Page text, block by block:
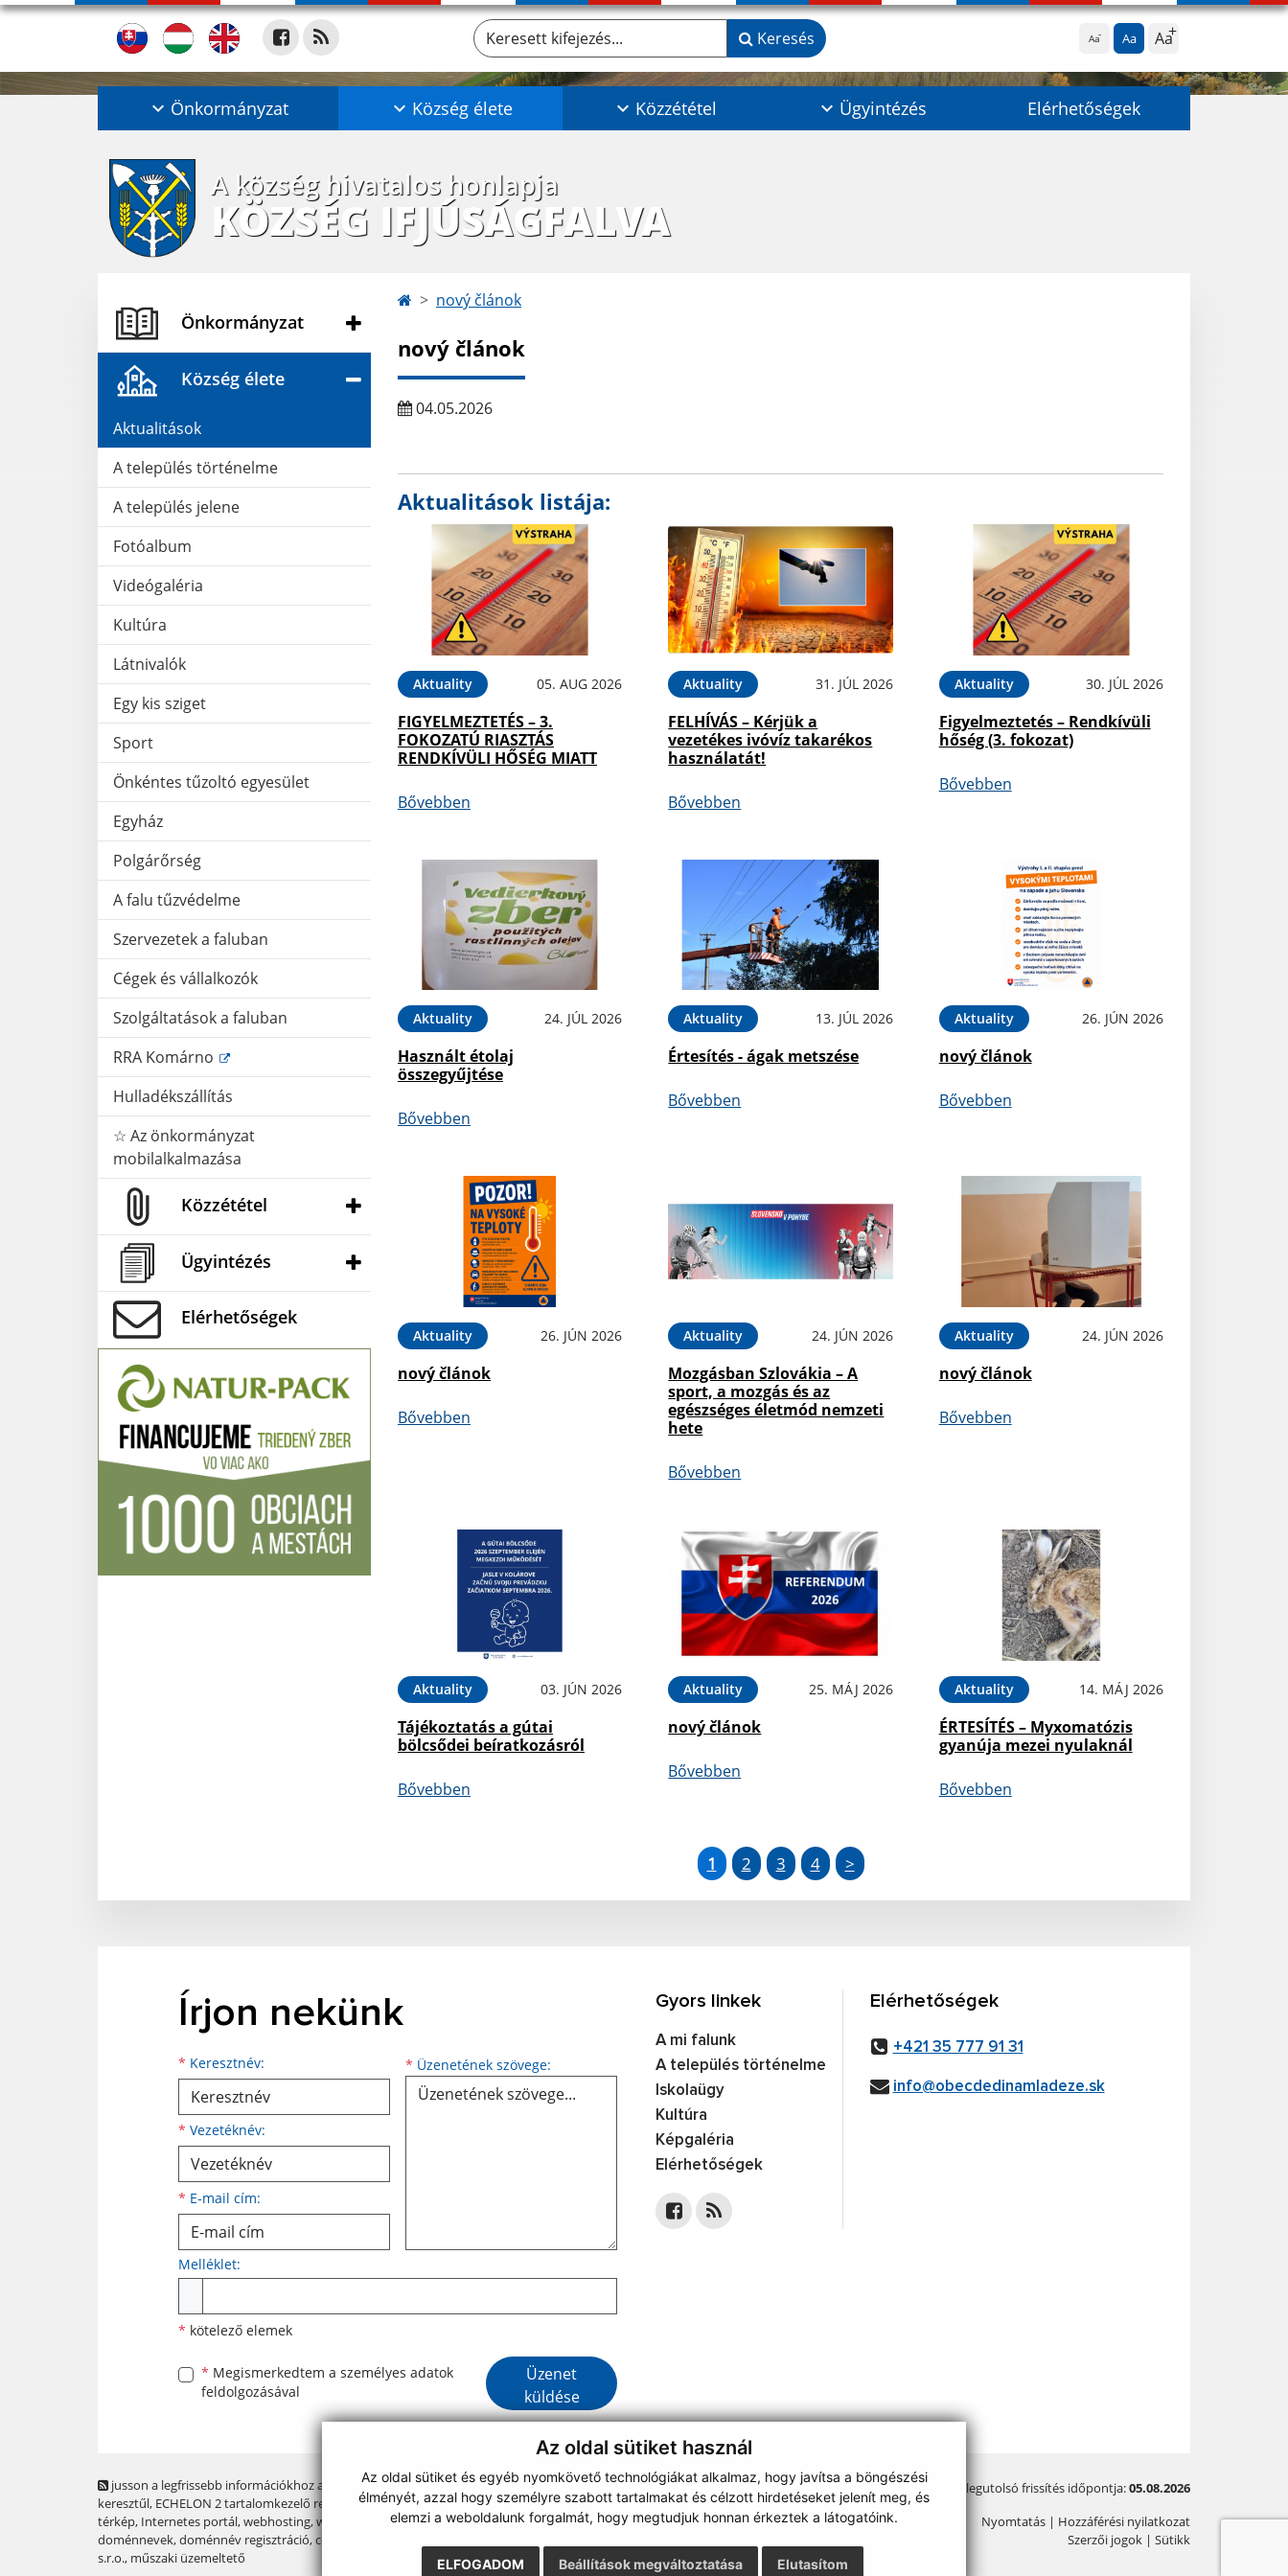
Az oldal sütiket használ
Az oldal sütiket és egyéb nyomkövető technológiákat alkalmaz, hogy javítsa a böngészési
élményét, azzal hogy személyre szabott tartalmakat és célzott hirdetéseket jelenít meg, és
elemzi a weboldalunk forgalmát, hogy megtudjuk honnan érkeztek a látogatóink.
ELFOGADOM Elutasítom
Beállítások megváltoztatása
Aa Aa Aa
Keresett kifejezés... Keresés
Önkormányzat Község élete Közzététel Ügyintézés Elérhetőségek
A község hivatalos honlapja
KÖZSÉG IFJÚSÁGFALVA
Önkormányzat
Község élete
Aktualitások
A település történelme
A település jelene
Fotóalbum
Videógaléria
Kultúra
Látnivalók
Egy kis sziget
Sport
Önkéntes tűzoltó egyesület
Egyház
Polgárőrség
A falu tűzvédelme
Szervezetek a faluban
Cégek és vállalkozók
Szolgáltatások a faluban
RRA Komárno
Hulladékszállítás
☆ Az önkormányzat
mobilalkalmazása
Közzététel
Ügyintézés
Elérhetőségek
nový článok
nový článok
04.05.2026
Aktualitások listája:
Aktuality 05. AUG 2026
FIGYELMEZTETÉS – 3.
FOKOZATÚ RIASZTÁS
RENDKÍVÜLI HŐSÉG MIATT
Bővebben
Aktuality 31. JÚL 2026
FELHÍVÁS – Kérjük a
vezetékes ivóvíz takarékos
használatát!
Bővebben
Aktuality 30. JÚL 2026
Figyelmeztetés – Rendkívüli
hőség (3. fokozat)
Bővebben
Aktuality 24. JÚL 2026
Használt étolaj
összegyűjtése
Bővebben
Aktuality 13. JÚL 2026
Értesítés - ágak metszése
Bővebben
Aktuality 26. JÚN 2026
nový článok
Bővebben
Aktuality 26. JÚN 2026
nový článok
Bővebben
Aktuality 24. JÚN 2026
Mozgásban Szlovákia – A
sport, a mozgás és az
egészséges életmód nemzeti
hete
Bővebben
Aktuality 24. JÚN 2026
nový článok
Bővebben
Aktuality 03. JÚN 2026
Tájékoztatás a gútai
bölcsődei beíratkozásról
Bővebben
Aktuality 25. MÁJ 2026
nový článok
Bővebben
Aktuality 14. MÁJ 2026
ÉRTESÍTÉS – Myxomatózis
gyanúja mezei nyulaknál
Bővebben
1 2 3 4 >
Írjon nekünk
* Keresztnév:
Keresztnév
* Vezetéknév:
Vezetéknév
* E-mail cím:
E-mail cím * Üzenetének szövege: Üzenetének szövege...
Melléklet:
* kötelező elemek
* Megismerkedtem a személyes adatok
feldolgozásával
Google reCaptcha Response
Üzenet
küldése
Gyors linkek
A mi falunk
A település történelme
Iskolaügy
Kultúra
Képgaléria
Elérhetőségek
Elérhetőségek
+421 35 777 91 31
info@obecdedinamladeze.sk
jusson a legfrissebb információkhoz az RSS csatornánkon
keresztűl, ECHELON 2 tartalomkezelő rendszer,Honlap
térkép, Internetes portál,webhosting,webex.digital, s.r.o.,
doménnevek,doménnév regisztráció,cég webex.digital,
s.r.o., műszaki üzemeltető
A legutolsó frissítés időpontja:05.08.2026
Nyomtatás | Hozzáférési nyilatkozat
Szerzői jogok | Sütikk
webdesign|